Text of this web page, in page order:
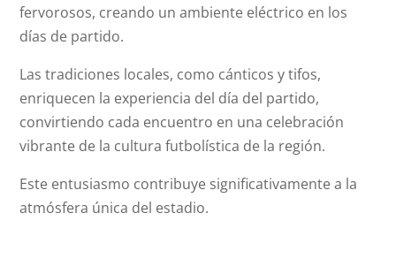
fervorosos, creando un ambiente eléctrico en los
días de partido.
Las tradiciones locales, como cánticos y tifos,
enriquecen la experiencia del día del partido,
convirtiendo cada encuentro en una celebración
vibrante de la cultura futbolística de la región.
Este entusiasmo contribuye significativamente a la
atmósfera única del estadio.